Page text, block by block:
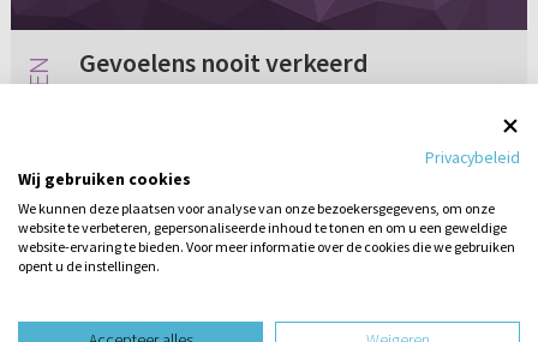
Gevoelens nooit verkeerd
Psychologen zeggen vaak dat gevoelens nooit
verkeerd zijn, maar een emotie om je richting te
geven. Het g...
1 reactie 08-06-2013
design website dooreen vraag
Privacybeleid
Wij gebruiken cookies
We kunnen deze plaatsen voor analyse van onze bezoekersgegevens, om onze
website te verbeteren, gepersonaliseerde inhoud te tonen en om u een geweldige
website-ervaring te bieden. Voor meer informatie over de cookies die we gebruiken
opent u de instellingen.